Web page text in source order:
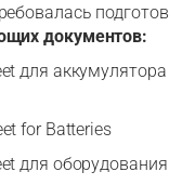
документов:
для
for Batteries
для оборудования